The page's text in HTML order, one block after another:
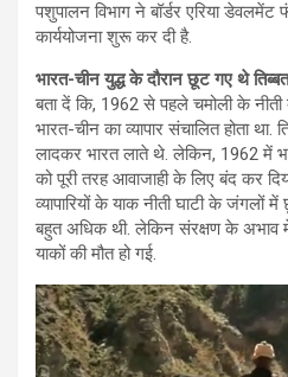
पशुपालन विभाग ने बॉर्डर एरिया
कार्ययोजना शुरू कर दी है.
भारत-चीन युद्ध के दौरान छूट गए थे
बता दें कि, 1962 से पहले चमोली के नीती
भारत-चीन का व्यापार संचालित होता था.
लादकर भारत लाते थे. लेकिन, 1962 में
को पूरी तरह आवाजाही के लिए बंद कर
व्यापारियों के याक नीती घाटी के
बहुत अधिक थी. लेकिन संरक्षण के
याकों की मौत हो गई.